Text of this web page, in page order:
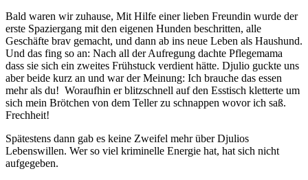
Bald waren wir zuhause, Mit Hilfe einer lieben Freundin wurde der
erste Spaziergang mit den eigenen Hunden beschritten, alle
Geschäfte brav gemacht, und dann ab ins neue Leben als Haushund.
Und das fing so an: Nach all der Aufregung dachte Pflegemama
dass sie sich ein zweites Frühstuck verdient hätte. Djulio guckte uns
aber beide kurz an und war der Meinung: Ich brauche das essen
mehr als du! Woraufhin er blitzschnell auf den Esstisch kletterte um
sich mein Brötchen von dem Teller zu schnappen wovor ich saß.
Frechheit!
Spätestens dann gab es keine Zweifel mehr über Djulios
Lebenswillen. Wer so viel kriminelle Energie hat, hat sich nicht
aufgegeben.